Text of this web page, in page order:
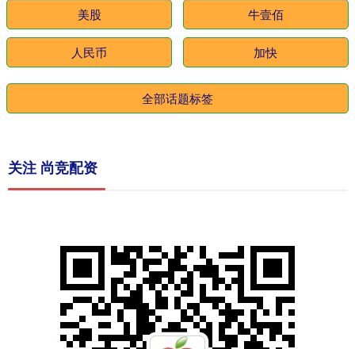
美股 牛壹佰
人民币 加快
全部话题标签
关注 尚竞配资